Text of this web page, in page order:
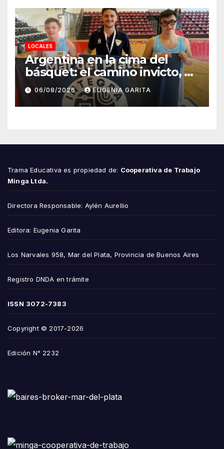
LOCALES
Argentina en la cima del
básquet: el camino invicto, el
esfuerzo familiar y la jugada
que valió un Mundial
06/08/2026 EUGENIA GARITA
Trama Educativa es propiedad de: Cooperativa de Trabajo
Minga Ltda.
Directora Responsable: Aylén Aurellio
Editora: Eugenia Garita
Los Narvales 958, Mar del Plata, Provincia de Buenos Aires
Registro DNDA en trámite
ISSN 3072-7383
Copyright © 2017-2026
Edición N° 2232